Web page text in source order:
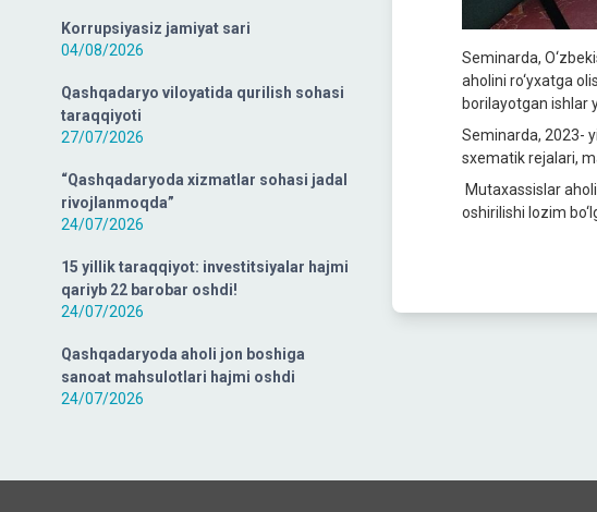
Korrupsiyasiz jamiyat sari
04/08/2026
Qashqadaryo viloyatida qurilish sohasi
taraqqiyoti
27/07/2026
“Qashqadaryoda xizmatlar sohasi jadal
rivojlanmoqda”
24/07/2026
15 yillik taraqqiyot: investitsiyalar hajmi
qariyb 22 barobar oshdi!
24/07/2026
Qashqadaryoda aholi jon boshiga
sanoat mahsulotlari hajmi oshdi
24/07/2026
Seminarda,
aholini ro‘yxatga
borilayotgan ishlar
Seminarda, 2023-
sxematik rejalari,
Mutaxassislar
oshirilishi lozim